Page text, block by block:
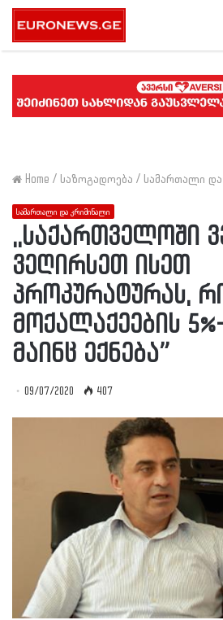
Home / საზოგადოება / სამართალი
სამართალი და კრიმინალი
,,საქართველოში
ვეღირსეთ ისეთ
პროკურატურას,
მოქალაქეების
მაინც ექნება”
09/07/2020 407